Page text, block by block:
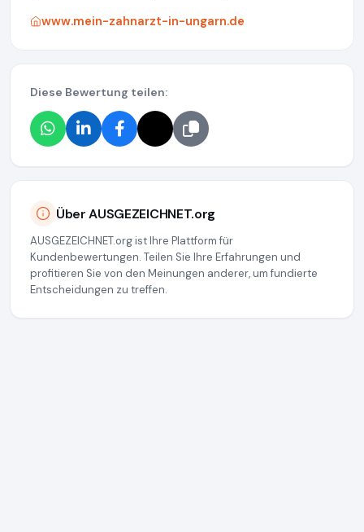
www.mein-zahnarzt-in-ungarn.de
Diese Bewertung teilen:
Über AUSGEZEICHNET.org
AUSGEZEICHNET.org ist Ihre Plattform für
Kundenbewertungen. Teilen Sie Ihre Erfahrungen und
profitieren Sie von den Meinungen anderer, um fundierte
Entscheidungen zu treffen.